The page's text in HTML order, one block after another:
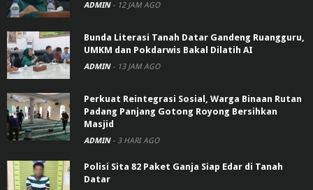
ADMIN - 12 JAM AGO
Bunda Literasi Tanah Datar Gandeng Ruangguru,
UMKM dan Pokdarwis Bakal Dilatih AI
ADMIN - 13 JAM AGO
Perkuat Reintegrasi Sosial, Warga Binaan Rutan
Padang Panjang Gotong Royong Bersihkan
Masjid
ADMIN - 3 HARI AGO
Polisi Sita 82 Paket Ganja Siap Edar di Tanah
Datar